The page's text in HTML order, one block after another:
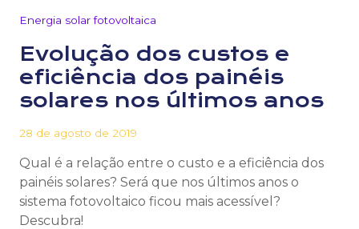
Energia solar fotovoltaica
Evolução dos custos e
eficiência dos painéis
solares nos últimos anos
28 de agosto de 2019
Qual é a relação entre o custo e a eficiência dos
painéis solares? Será que nos últimos anos o
sistema fotovoltaico ficou mais acessível?
Descubra!